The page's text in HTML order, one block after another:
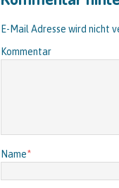
E-Mail Adresse wird nicht
Kommentar
Name*